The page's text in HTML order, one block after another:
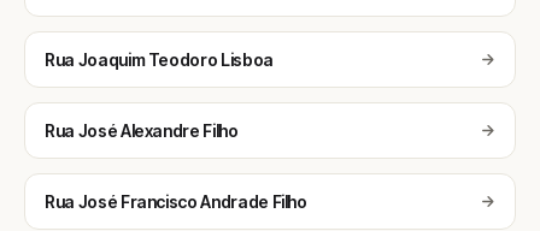
Rua Joaquim Teodoro Lisboa
Rua José Alexandre Filho
Rua José Francisco Andrade Filho